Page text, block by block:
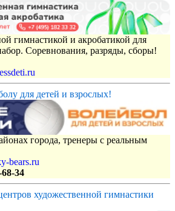
гимнастикой и акробатикой для
Соревнования, разряды, сборы!
для детей и взрослых!
города, тренеры с реальным
bears.ru
34
художественной гимнастики